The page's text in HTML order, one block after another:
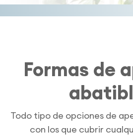
Formas de
Todo tipo de opciones de
con los que cubrir